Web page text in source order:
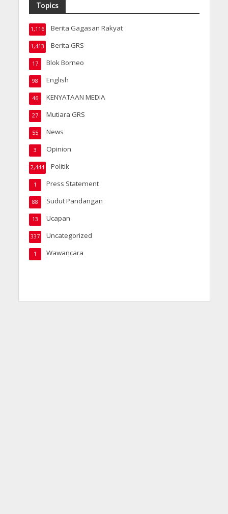
Topics
Berita Gagasan Rakyat
1,116
Berita GRS
1,413
Blok Borneo
17
English
98
KENYATAAN MEDIA
46
Mutiara GRS
27
News
55
Opinion
3
Politik
2,444
Press Statement
1
Sudut Pandangan
88
Ucapan
13
Uncategorized
337
Wawancara
1